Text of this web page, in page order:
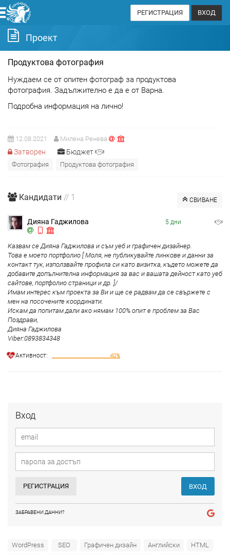
РЕГИСТРАЦИЯ ВХОД
Вход
РЕГИСТРАЦИЯ ВХОД
ЗАБРАВЕНИ ДАННИ?
WordPress SEO Графичен дизайн Английски
HTML
Проект
Продуктова фотография
Нуждаем се от опитен фотограф за продуктова
фотография. Задължително е да е от Варна.
Подробна информация на лично!
12.08.2021 Милена Ренева
Затворен Бюджет
Фотография Продуктова фотография
Кандидати // 1 СВИВАНЕ
Дияна Гаджилова
Казвам се Дияна Гаджилова и съм уеб и графичен дизайнер.
Това е моето портфолио [ Моля, не публикувайте линкове и данни за
контакт тук, използвайте профила си като визитка, където можете да
добавите допълнителна информация за вас и вашата дейност като уеб
сайтове, портфолио страници и др. ]/
Имам интерес към проекта за Ви и ще се радвам да се свържете с
мен на посочените координати.
Искам да попитам дали ако нямам 100% опит е проблем за Вас
Поздрави,
Дияна Гаджилова
Viber:0893834348
Aктивност: 40%
5 дни